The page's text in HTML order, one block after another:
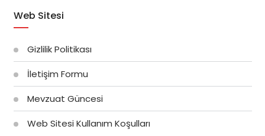
Web Sitesi
Gizlilik Politikası
İletişim Formu
Mevzuat Güncesi
Web Sitesi Kullanım Koşulları